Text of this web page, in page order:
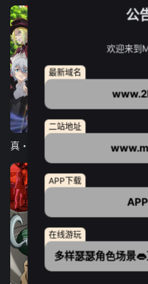
12集全
东京猫
公
欢迎来到
最新域名
二站地址
APP下载
在线游玩
多样瑟瑟角色场景